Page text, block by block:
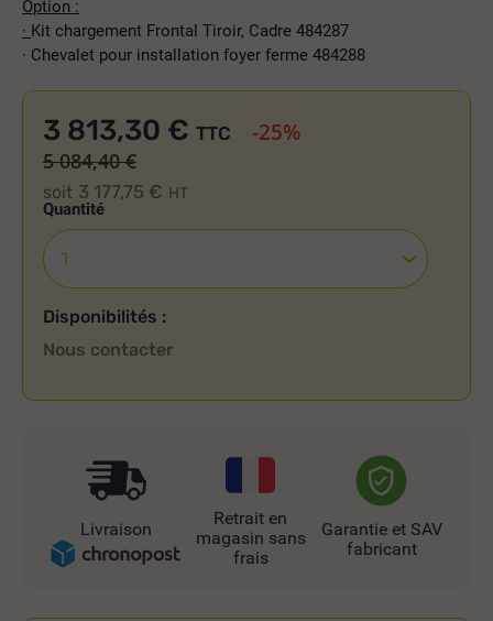
Option :
· Kit chargement Frontal Tiroir, Cadre 484287
· Chevalet pour installation foyer ferme 484288
3 813,30 €
soit 3 177,75 € HT
TTC -25%
5 084,40 €
Quantité
Disponibilités :
Nous contacter
Livraison
Retrait en
magasin sans
frais
Garantie et SAV
fabricant